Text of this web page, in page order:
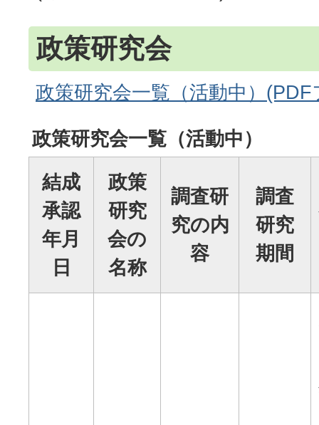
政策研究会
政策研究会一覧（活動中）
政策研究会一覧（活動中）
結成
承認
年月
日
政策
研究
会の
名称
調査研
究の内
容
調査
研究
期間